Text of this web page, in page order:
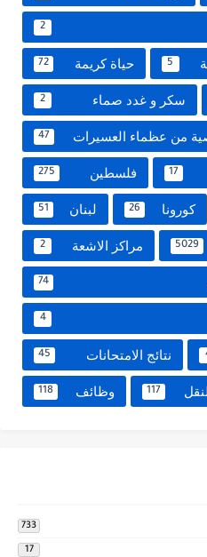
2
5 حياة كريمة 72
سكر و غدد صماء 2
من عظماء العسيرات 47
17 فلسطين 275
كورونا 26 لبنان 51
5029 مراكز الاشعة 2
74
4
نتائج الامتحانات 45
117 وظائف 118
733
17